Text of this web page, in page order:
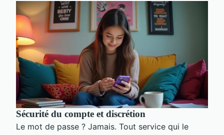
Sécurité du compte et discrétion
Le mot de passe ? Jamais. Tout service qui le